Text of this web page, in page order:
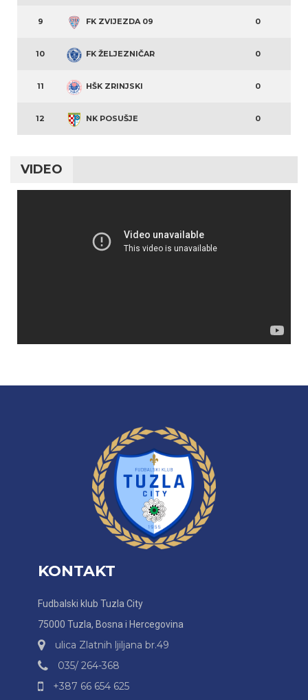
9 FK ZVIJEZDA 09 0
10 FK ŽELJEZNIČAR 0
11 HŠK ZRINJSKI 0
12 NK POSUŠJE 0
VIDEO
KONTAKT
Fudbalski klub Tuzla City
75000 Tuzla, Bosna i Hercegovina
ulica Zlatnih ljiljana br.49
035/ 264-368
+387 66 654 625